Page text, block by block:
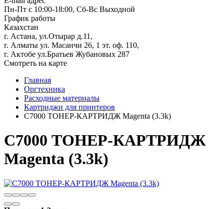
Пн-Пт с 10:00-18:00, Сб-Вс Выходной
График работы
Казахстан
г. Астана, ул.Отырар д.11,
г. Алматы ул. Масанчи 26, 1 эт. оф. 110,
г. Актобе ул.Братьев Жубановых 287
Смотреть на карте
Главная
Оргтехника
Расходные материалы
Картриджи для принтеров
C7000 ТОНЕР-КАРТРИДЖ Magenta (3.3k)
C7000 ТОНЕР-КАРТРИДЖ
Magenta (3.3k)